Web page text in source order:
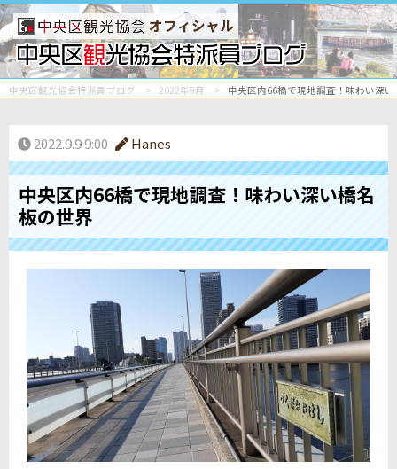
オフィシャル
中央区観光協会特派員ブログ 2022年9月 中央区内66橋で現地調査！味わい深
2022.9.9 9:00 Hanes
中央区内66橋で現地調査！味わい深い橋名
板の世界